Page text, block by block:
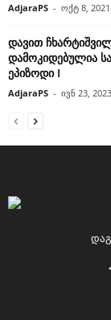
AdjaraPS - ოქტ 8, 2021
დავით
დამოკიდებულია
ეპიზოდი I
AdjaraPS - ივნ 23, 2023